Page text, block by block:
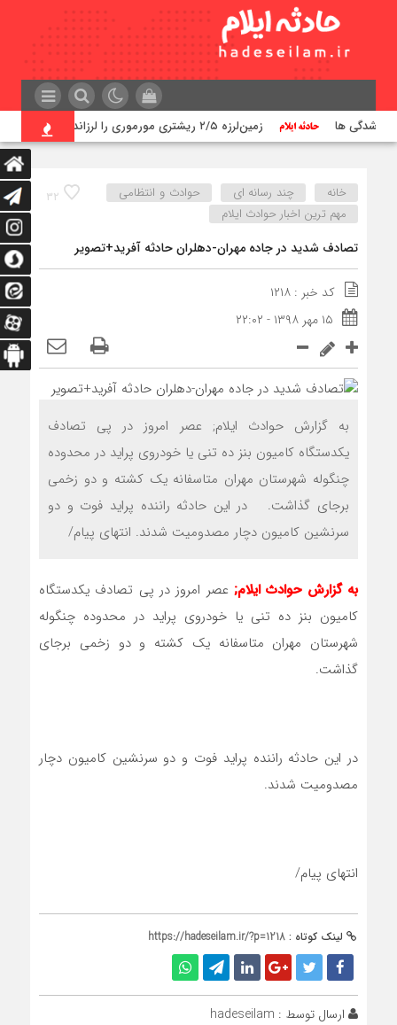
شدگی ها زمین‌لرزه ۲/۵ ریشتری مورموری را لرزاند
۳۲ خانه چند رسانه ای
حوادث و انتظامی
مهم ترین اخبار حوادث ایلام
تصادف شدید در جاده مهران-دهلران حادثه آفرید+تصویر
کد خبر : ۱۲۱۸
۱۵ مهر ۱۳۹۸ - ۲۲:۰۲
به گزارش حوادث ایلام; عصر امروز در پی تصادف
یکدستگاه کامیون بنز ده تنی یا خودروی پراید در محدوده
چنگوله شهرستان مهران متاسفانه یک کشته و دو زخمی
برجای گذاشت. در این حادثه راننده پراید فوت و دو
سرنشین کامیون دچار مصدومیت شدند. انتهای پیام/
به گزارش حوادث ایلام; عصر امروز در پی تصادف یکدستگاه
کامیون بنز ده تنی یا خودروی پراید در محدوده چنگوله
شهرستان مهران متاسفانه یک کشته و دو زخمی برجای
گذاشت.
در این حادثه راننده پراید فوت و دو سرنشین کامیون دچار
مصدومیت شدند.
انتهای پیام/
لینک کوتاه : https://hadeseilam.ir/?p=1218
ارسال توسط : hadeseilam